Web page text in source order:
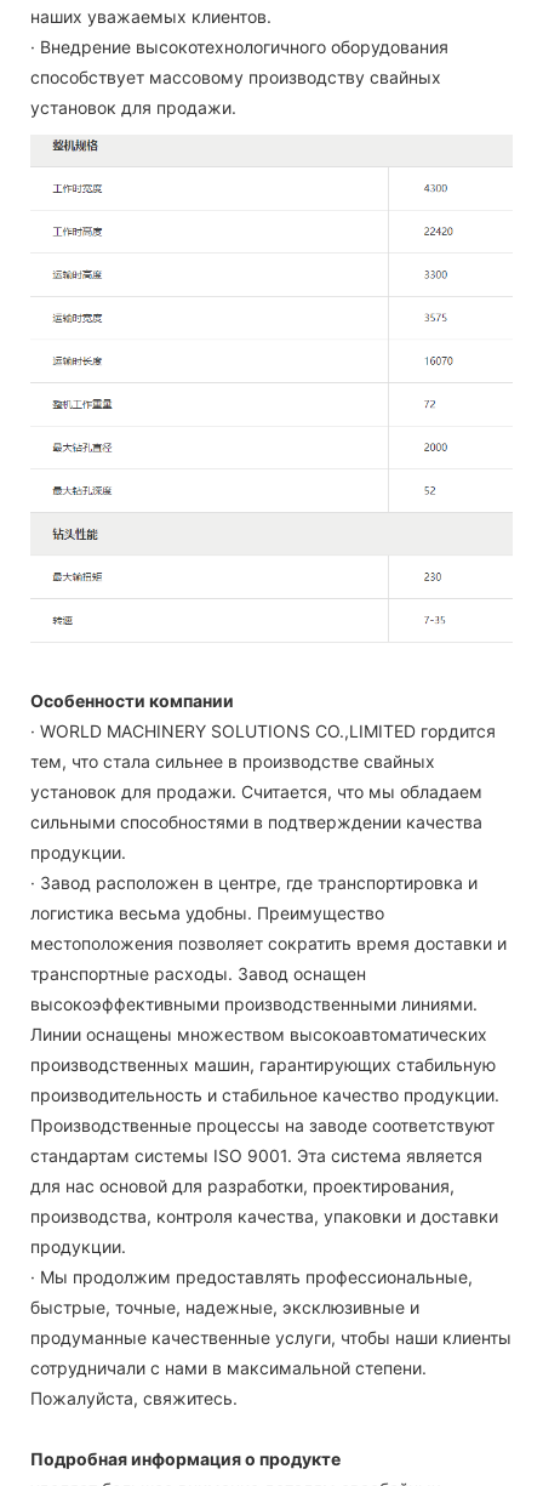
наших уважаемых клиентов.
· Внедрение высокотехнологичного оборудования
способствует массовому производству свайных
установок для продажи.
Особенности компании
· WORLD MACHINERY SOLUTIONS CO.,LIMITED гордится
тем, что стала сильнее в производстве свайных
установок для продажи. Считается, что мы обладаем
сильными способностями в подтверждении качества
продукции.
· Завод расположен в центре, где транспортировка и
логистика весьма удобны. Преимущество
местоположения позволяет сократить время доставки и
транспортные расходы. Завод оснащен
высокоэффективными производственными линиями.
Линии оснащены множеством высокоавтоматических
производственных машин, гарантирующих стабильную
производительность и стабильное качество продукции.
Производственные процессы на заводе соответствуют
стандартам системы ISO 9001. Эта система является
для нас основой для разработки, проектирования,
производства, контроля качества, упаковки и доставки
продукции.
· Мы продолжим предоставлять профессиональные,
быстрые, точные, надежные, эксклюзивные и
продуманные качественные услуги, чтобы наши клиенты
сотрудничали с нами в максимальной степени.
Пожалуйста, свяжитесь.
Подробная информация о продукте